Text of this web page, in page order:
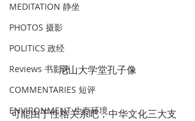
MEDITATION 静坐
PHOTOS 摄影
POLITICS 政经
Reviews 书影评
COMMENTARIES 短评
ENVIRONMENT 生存环境
尼山大学堂孔子像
可能由于性格关系吧，中华文化三大支